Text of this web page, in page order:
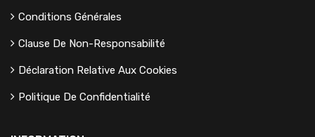
Conditions Générales
Clause De Non-Responsabilité
Déclaration Relative Aux Cookies
Politique De Confidentialité